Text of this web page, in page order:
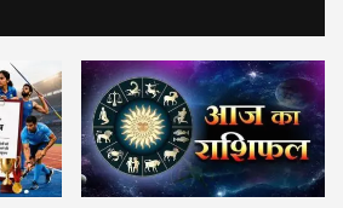
पर सरकार सख्त: पहली टास्क
विष्णु देव साय ने दिए प्रभावी